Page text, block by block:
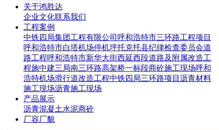
关于鸿胜达
企业文化联系我们
工程案例
中铁四局集团工程有限公司呼和浩特市三环路工程项目
呼和浩特市白塔机场停机坪托克托县纪律检查委员会道
路工程呼和浩特市新华大街西延西段道路及附属改造工
程施中建三局南三环路高架桥一标段商砼施工现场呼和
浩特机场滑行道改造工程中铁四局三环路项目 沥青材料
施工现场沥青施工现场
产品展示
沥青混凝土水泥商砼
厂容厂貌